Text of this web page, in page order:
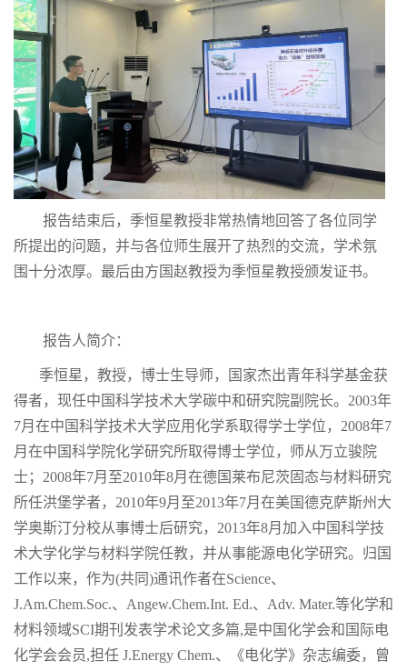
报告结束后， 季恒星教授非常热情地回答了各位同学
所提出的问题，并与各位师生展开了热烈的交流，学术氛
围十分浓厚。最后由方国赵教授为季恒星教授颁发证书。
报告人简介：
季恒星 ， 教授 ， 博士生导师 ，
国家杰出青年科学基金获
得者 ， 现任中国科学技术大学碳中和研究院副院长。 2003年
7月在中国科学技术大学应用化学系取得学士学位 ， 2008年7
月在中国科学院化学研究所取得博士学位 ， 师从万立骏院
士； 2008年7月至2010年8月在德国莱布尼茨固态与材料研究
所任洪堡学者 ， 2010年9月至2013年7月在美国德克萨斯州大
学奥斯汀分校从事博士后研究， 2013年8月加入中国科学技
术大学化学与材料学院任教， 并从事能源电化学研究。 归国
工作以来，作为(共同 )通讯作者在Science、
J.Am.Chem.Soc.、 Angew.Chem.Int. Ed.、 Adv. Mater.等化学和
材料领域SCI期刊发表学术论文多篇,是中国化学会和国际电
化学会会员,担任 J.Energy Chem.、《电化学》杂志编委，曾